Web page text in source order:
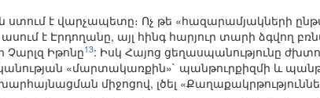
է վարչապետը։ Ոչ թե «հազարամյակների
է Էրդողանը, այլ հինգ հարյուր տարի ձգվող
Չարլզ Իթոնը13: Իսկ Հայոց ցեղասպանությունը
«մարտակառքին»` պանթուրքիզմի և
միջոցով, լծել